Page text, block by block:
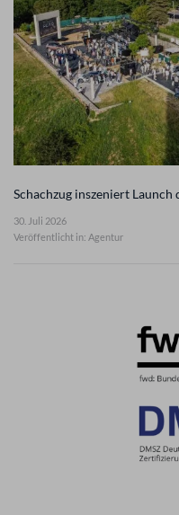
Schachzug inszeniert Launch
30. Juli 2026
Veröffentlicht in: Agentur